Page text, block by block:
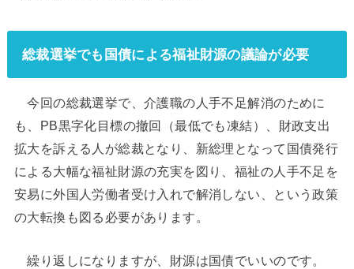
総裁選挙でも国債による福祉財源の議論が必要
今回の総裁選挙で、介護職の人手不足解消のために
も、PB黒字化目標の撤回（最低でも凍結）、財政支出
拡大を訴える人が総裁となり、新総理となって国債発行
による大幅な福祉財源の充実を図り、福祉の人手不足を
安易に外国人労働者受け入れで解消しない、という政策
の大転換も図る必要があります。
繰り返しになりますが、財源は国債でいいのです。